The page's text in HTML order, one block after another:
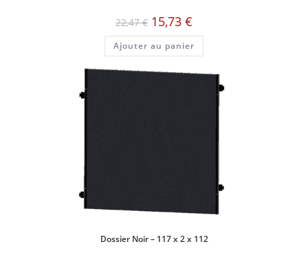
22,47€ Le
prix
initial
était :
22,47 €.
15,73 €
actuel
est :
15,73 €.
Ajouter au panier
Dossier Noir – 117 x 2 x 112